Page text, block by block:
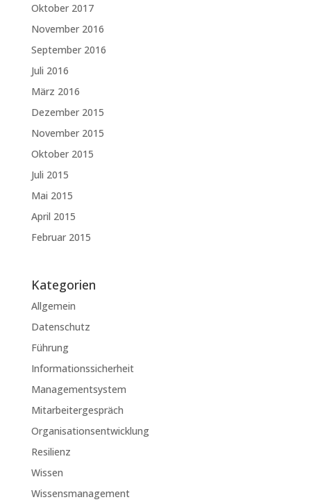
Oktober 2017
November 2016
September 2016
Juli 2016
März 2016
Dezember 2015
November 2015
Oktober 2015
Juli 2015
Mai 2015
April 2015
Februar 2015
Kategorien
Allgemein
Datenschutz
Führung
Informationssicherheit
Managementsystem
Mitarbeitergespräch
Organisationsentwicklung
Resilienz
Wissen
Wissensmanagement